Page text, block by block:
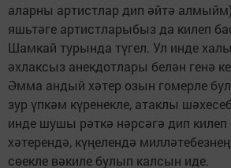
аларны артистлар дип әйтә
яшьтәге артистларыбыз да килеп
Шамкай турында түгел. Ул инде
әхлаксыз анекдотлары белән генә
Әмма андый хәтер озын гомерле
зур үпкәм күренекле, атаклы
инде шушы рәткә нәрсәгә дип
хәтерендә, күңелендә
сөекле вәкиле булып калсын иде.